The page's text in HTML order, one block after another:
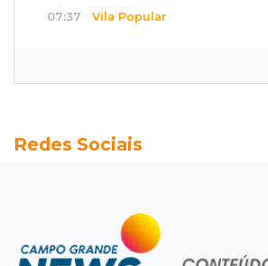
07:37 Vila Popular
Copa Pantanal de vôlei reúne 20
Post Patrocinado
2ª Corrida Sicredi acontece
programação
Redes Sociais